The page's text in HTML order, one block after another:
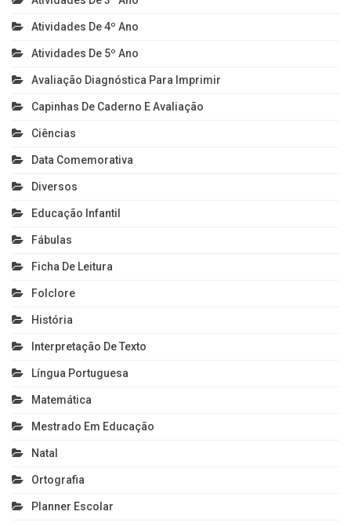
Atividades De 4º Ano
Atividades De 5º Ano
Avaliação Diagnóstica Para Imprimir
Capinhas De Caderno E Avaliação
Ciências
Data Comemorativa
Diversos
Educação Infantil
Fábulas
Ficha De Leitura
Folclore
História
Interpretação De Texto
Língua Portuguesa
Matemática
Mestrado Em Educação
Natal
Ortografia
Planner Escolar